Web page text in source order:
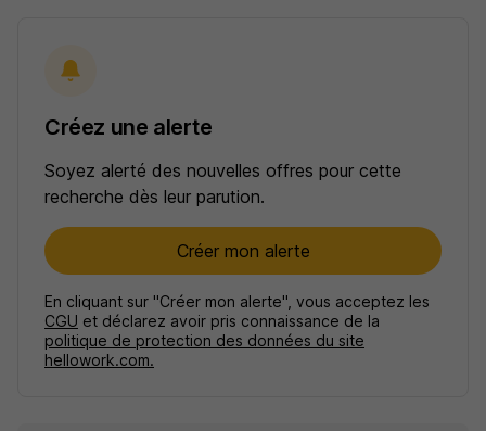
Créez une alerte
Soyez alerté des nouvelles offres pour cette
recherche dès leur parution.
Créer mon alerte
En cliquant sur "Créer mon alerte", vous acceptez les
CGU et déclarez avoir pris connaissance de la
politique de protection des données du site
hellowork.com.